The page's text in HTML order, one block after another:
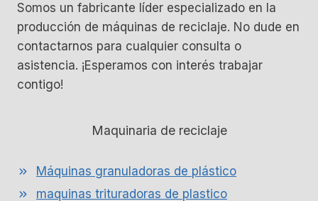
Somos un fabricante líder especializado en la
producción de máquinas de reciclaje. No dude en
contactarnos para cualquier consulta o
asistencia. ¡Esperamos con interés trabajar
contigo!
Maquinaria de reciclaje
Máquinas granuladoras de plástico
maquinas trituradoras de plastico